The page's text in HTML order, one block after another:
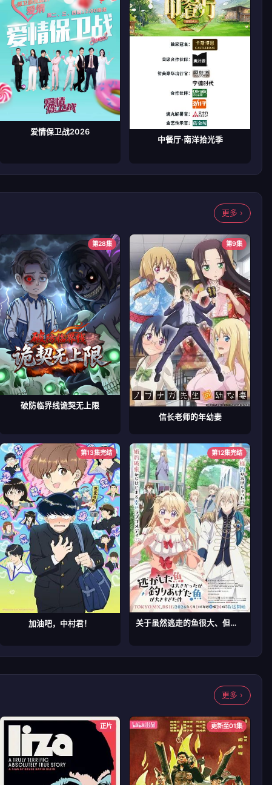
爱情保卫战2026
中餐厅·南洋拾光季
更多 ›
第28集
破防临界线诡契无上限
第9集
信长老师的年幼妻
第13集完结
加油吧，中村君！
第12集完结
关于虽然逃走的鱼很大、但钓上来的鱼却太大了这件事
更多 ›
正片 更新至01集